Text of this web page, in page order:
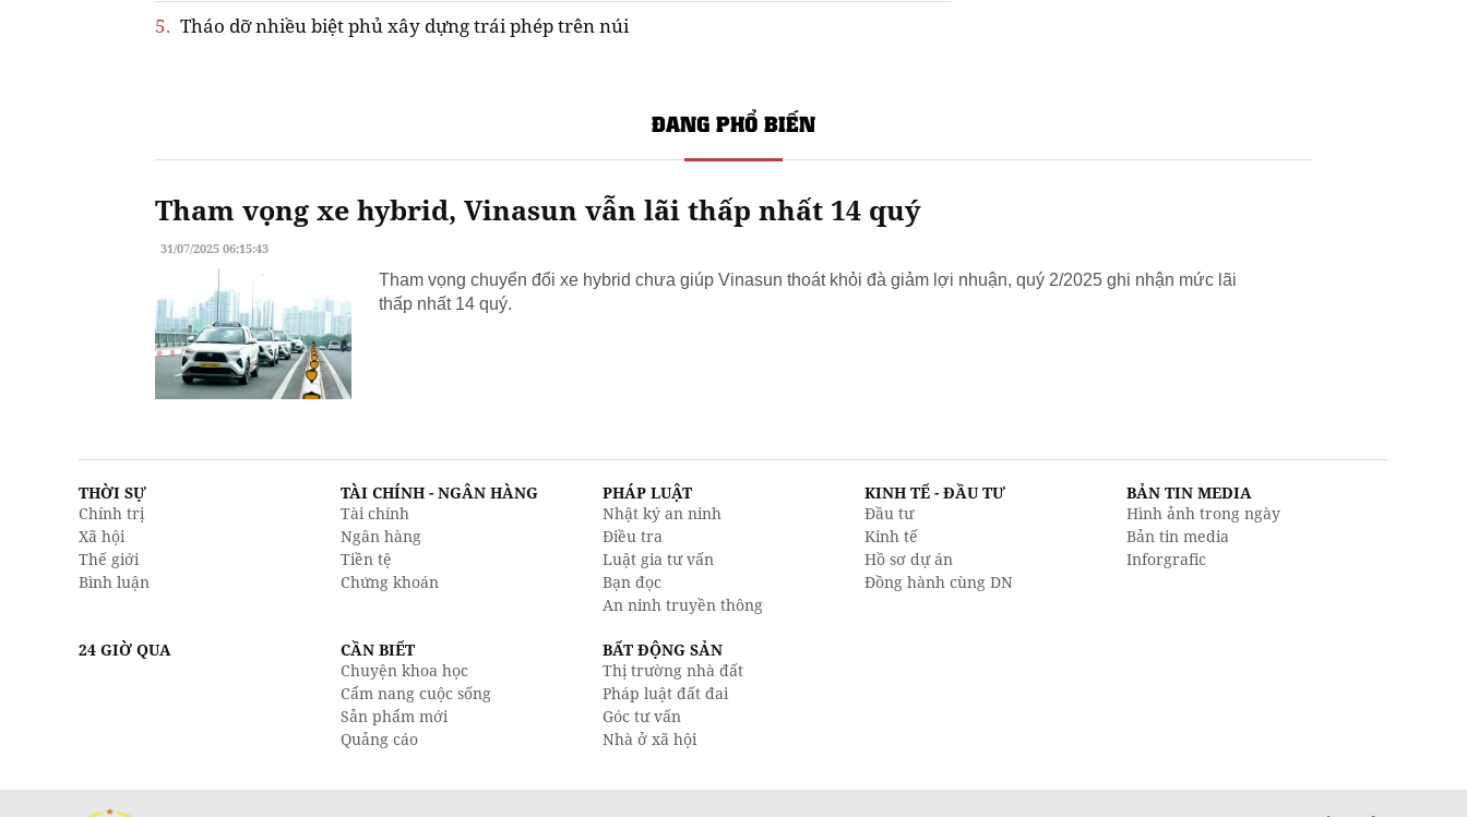
5. Tháo dỡ nhiều biệt phủ xây dựng trái phép trên núi
ĐANG PHỔ BIẾN
Tham vọng xe hybrid, Vinasun vẫn lãi thấp nhất 14 quý
31/07/2025 06:15:43
Tham vọng chuyển đổi xe hybrid chưa giúp Vinasun thoát khỏi đà giảm lợi nhuận, quý 2/2025 ghi nhận mức lãi
thấp nhất 14 quý.
THỜI SỰ
Chính trị
Xã hội
Thế giới
Bình luận
TÀI CHÍNH - NGÂN HÀNG
Tài chính
Ngân hàng
Tiền tệ
Chứng khoán
PHÁP LUẬT
Nhật ký an ninh
Điều tra
Luật gia tư vấn
Bạn đọc
An ninh truyền thông
KINH TẾ - ĐẦU TƯ
Đầu tư
Kinh tế
Hồ sơ dự án
Đồng hành cùng DN
BẢN TIN MEDIA
Hình ảnh trong ngày
Bản tin media
Inforgrafic
24 GIỜ QUA
CẦN BIẾT
Chuyện khoa học
Cẩm nang cuộc sống
Sản phẩm mới
Quảng cáo
BẤT ĐỘNG SẢN
Thị trường nhà đất
Pháp luật đất đai
Góc tư vấn
Nhà ở xã hội